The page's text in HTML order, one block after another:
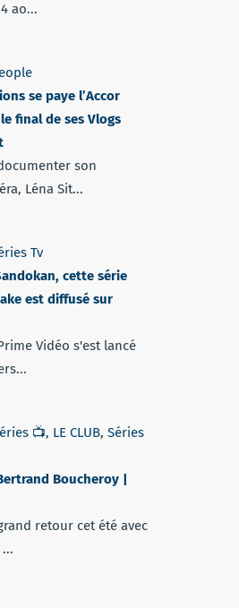
ao...
se paye l’Accor
final de ses Vlogs
son
Léna Sit...
Tv
cette série
est diffusé sur
Vidéo s'est lancé
📺, LE CLUB, Séries
Boucheroy |
retour cet été avec